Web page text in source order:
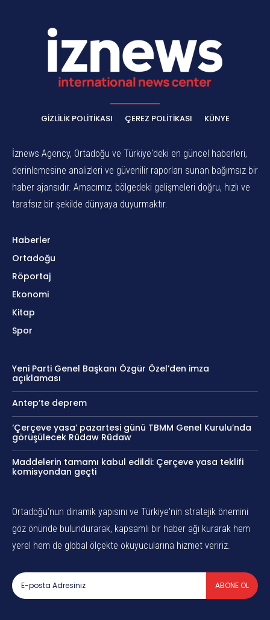
GIZLILIK POLITIKASI ÇEREZ POLITIKASI KÜNYE
İznews Agency, Ortadoğu ve Türkiye'deki en güncel haberleri,
derinlemesine analizleri ve güvenilir raporları sunan bağımsız bir
haber ajansıdır. Amacımız, bölgedeki gelişmeleri doğru, hızlı ve
tarafsız bir şekilde dünyaya duyurmaktır.
Haberler
Ortadoğu
Röportaj
Ekonomi
Kitap
Spor
Yeni Parti Genel Başkanı Özgür Özel’den imza
açıklaması
Antep’te deprem
‘Çerçeve yasa’ pazartesi günü TBMM Genel Kurulu’nda
görüşülecek Rûdaw Rûdaw
Maddelerin tamamı kabul edildi: Çerçeve yasa teklifi
komisyondan geçti
Ortadoğu’nun dinamik yapısını ve Türkiye'nin stratejik önemini
göz önünde bulundurarak, kapsamlı bir haber ağı kurarak hem
yerel hem de global ölçekte okuyucularına hizmet veririz.
ABONE OL